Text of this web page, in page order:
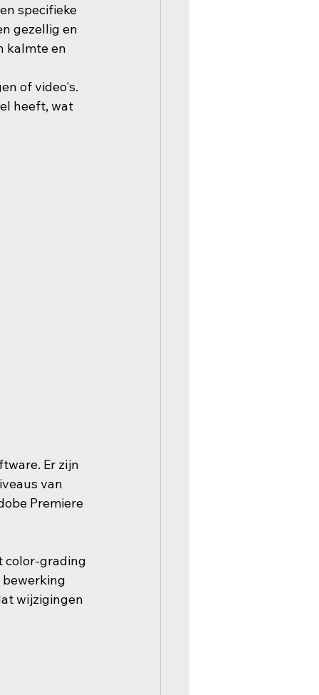
specifieke
gezellig en
kalmte en
of video's.
heeft, wat
Er zijn
van
Premiere
color-grading
wijzigingen